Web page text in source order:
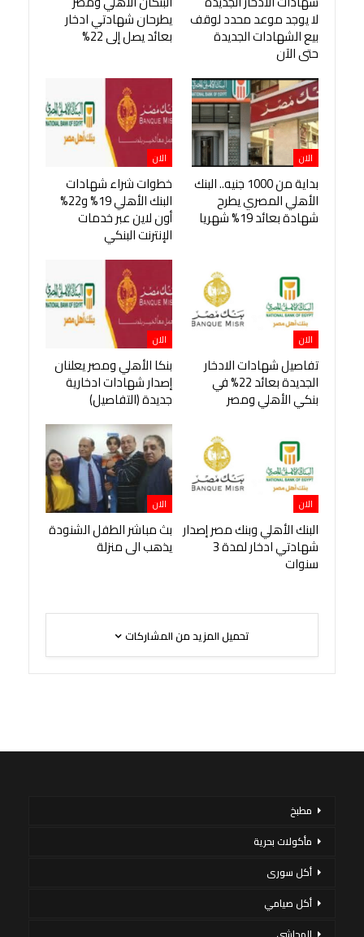
لا يوجد موعد محدد لوقف
بيع الشهادات الجديدة
حتى الآن
يطرحان شهادتي ادخار
بعائد يصل إلى 22%
الان
بداية من 1000 جنيه.. البنك
الأهلي المصري يطرح
شهادة بعائد 19% شهريا
الان
خطوات شراء شهادات
البنك الأهلي 19% و22%
أون لاين عبر خدمات
الإنترنت البنكي
الان
تفاصيل شهادات الادخار
الجديدة بعائد 22% في
بنكي الأهلي ومصر
الان
بنكا الأهلي ومصر يعلنان
إصدار شهادات ادخارية
جديدة (التفاصيل)
الان
البنك الأهلي وبنك مصر إصدار
شهادتي ادخار لمدة 3
سنوات
الان
بث مباشر الطفل الشنودة
يذهب الى منزلة
تحميل المزيد من المشاركات
مطبخ
مأكولات بحرية
أكل سورى
أكل صيامي